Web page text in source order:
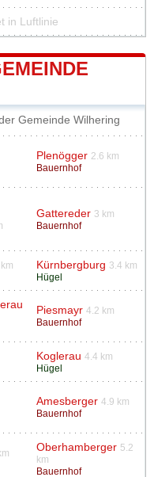
in Luftlinie
Gemeinde Wilhering
Plenögger 2.6 km
Bauernhof
Gattereder 3 km
Bauernhof
Kürnbergburg 3.4 km
Hügel
Piesmayr 4.2 km
Bauernhof
Koglerau 4.4 km
Hügel
Amesberger 4.9 km
Bauernhof
Oberhamberger 5.2
km
Bauernhof